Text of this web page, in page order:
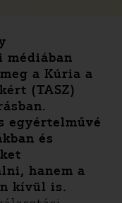
médiában
a Kúria a
(TASZ)
egyértelművé
és
hanem a
kívül is.